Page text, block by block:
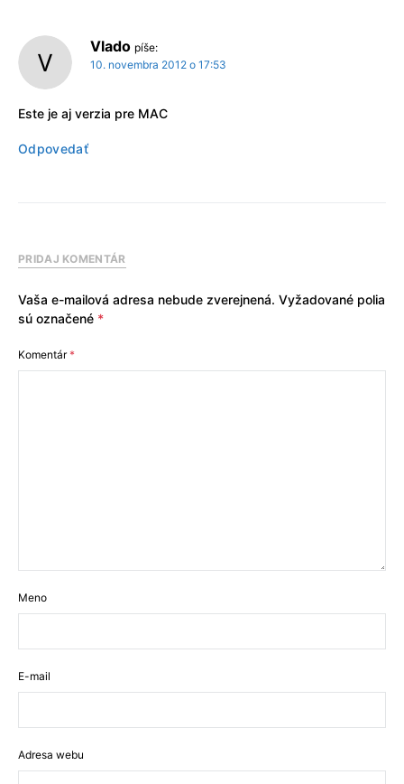
Vlado píše:
10. novembra 2012 o 17:53
Este je aj verzia pre MAC
Odpovedať
PRIDAJ KOMENTÁR
Vaša e-mailová adresa nebude zverejnená. Vyžadované polia
sú označené *
Komentár*
Meno
E-mail
Adresa webu